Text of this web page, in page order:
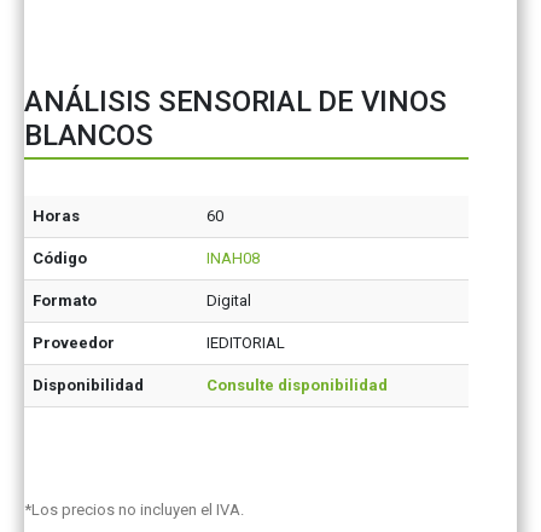
ANÁLISIS SENSORIAL DE VINOS
BLANCOS
Horas 60
Código INAH08
Formato Digital
Proveedor IEDITORIAL
Disponibilidad Consulte disponibilidad
*Los precios no incluyen el IVA.